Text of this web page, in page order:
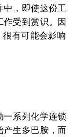
中，即使这份工
受到赏识。因
很有可能会影响
一系列化学连锁
产生多巴胺，而